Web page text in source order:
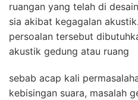
ruangan yang telah di
sia akibat kegagalan
persoalan tersebut
akustik gedung atau ruang
sebab acap kali
kebisingan suara, masalah